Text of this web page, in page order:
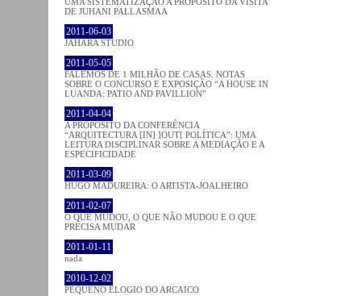
DE JUHANI PALLASMAA
2011-06-03
JAHARA STUDIO
2011-05-05
FALEMOS DE 1 MILHÃO DE CASAS. NOTAS
SOBRE O CONCURSO E EXPOSIÇÃO “A HOUSE IN
LUANDA: PATIO AND PAVILLION”
2011-04-04
A PROPÓSITO DA CONFERÊNCIA
“ARQUITECTURA [IN] ]OUT[ POLÍTICA”: UMA
LEITURA DISCIPLINAR SOBRE A MEDIAÇÃO E A
ESPECIFICIDADE
2011-03-09
HUGO MADUREIRA: O ARTISTA-JOALHEIRO
2011-02-07
O QUE MUDOU, O QUE NÃO MUDOU E O QUE
PRECISA MUDAR
2011-01-11
nada
2010-12-02
PEQUENO ELOGIO DO ARCAICO